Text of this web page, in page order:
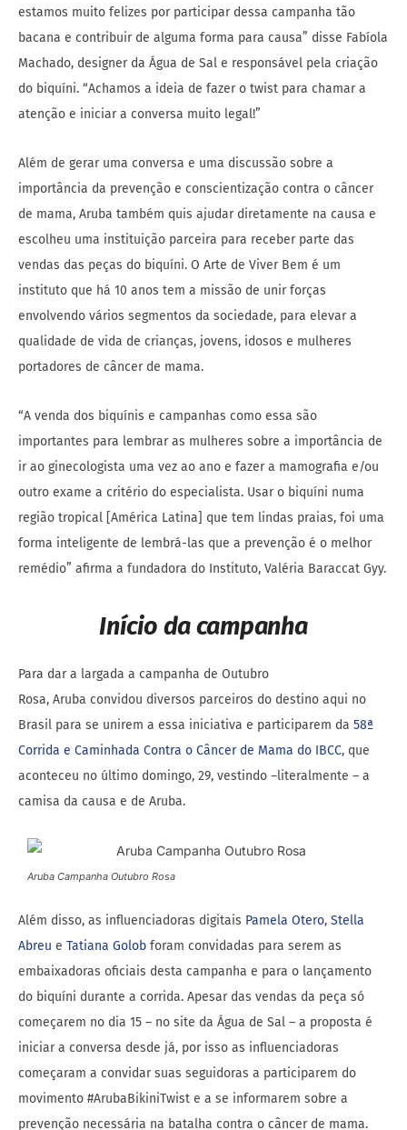
estamos muito felizes por participar dessa campanha tão
bacana e contribuir de alguma forma para causa” disse Fabíola
Machado, designer da Água de Sal e responsável pela criação
do biquíni. “Achamos a ideia de fazer o twist para chamar a
atenção e iniciar a conversa muito legal!”
Além de gerar uma conversa e uma discussão sobre a
importância da prevenção e conscientização contra o câncer
de mama, Aruba também quis ajudar diretamente na causa e
escolheu uma instituição parceira para receber parte das
vendas das peças do biquíni. O Arte de Viver Bem é um
instituto que há 10 anos tem a missão de unir forças
envolvendo vários segmentos da sociedade, para elevar a
qualidade de vida de crianças, jovens, idosos e mulheres
portadores de câncer de mama.
“A venda dos biquínis e campanhas como essa são
importantes para lembrar as mulheres sobre a importância de
ir ao ginecologista uma vez ao ano e fazer a mamografia e/ou
outro exame a critério do especialista. Usar o biquíni numa
região tropical [América Latina] que tem lindas praias, foi uma
forma inteligente de lembrá-las que a prevenção é o melhor
remédio” afirma a fundadora do Instituto, Valéria Baraccat Gyy.
Início da campanha
Para dar a largada a campanha de Outubro
Rosa, Aruba convidou diversos parceiros do destino aqui no
Brasil para se unirem a essa iniciativa e participarem da 58ª
Corrida e Caminhada Contra o Câncer de Mama do IBCC, que
aconteceu no último domingo, 29, vestindo –literalmente – a
camisa da causa e de Aruba.
Aruba Campanha Outubro Rosa
Além disso, as influenciadoras digitais Pamela Otero, Stella
Abreu e Tatiana Golob foram convidadas para serem as
embaixadoras oficiais desta campanha e para o lançamento
do biquíni durante a corrida. Apesar das vendas da peça só
começarem no dia 15 – no site da Água de Sal – a proposta é
iniciar a conversa desde já, por isso as influenciadoras
começaram a convidar suas seguidoras a participarem do
movimento #ArubaBikiniTwist e a se informarem sobre a
prevenção necessária na batalha contra o câncer de mama.